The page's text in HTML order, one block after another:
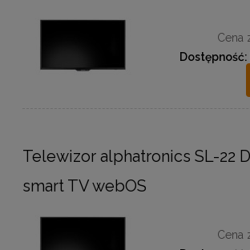
Cena
Dostępność:
Telewizor alphatronics SL-22
smart TV webOS
Cena